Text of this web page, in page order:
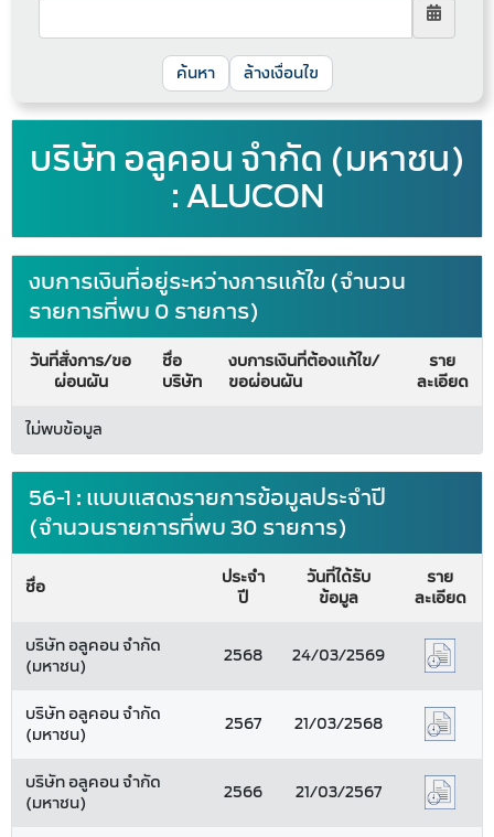
ล้างเงื่อนไข
บริษัท อลูคอน จำกัด (มหาชน)
: ALUCON
งบการเงินที่อยู่ระหว่างการแก้ไข (จำนวน
รายการที่พบ 0 รายการ)
วันที่สั่งการ/ขอ
ผ่อนผัน
ชื่อ
บริษัท
งบการเงินที่ต้องแก้ไข/
ขอผ่อนผัน
ราย
ละเอียด
ไม่พบข้อมูล
56-1 : แบบแสดงรายการข้อมูลประจำปี
(จำนวนรายการที่พบ 30 รายการ)
ชื่อ
ประจำ
ปี
วันที่ได้รับ
ข้อมูล
ราย
ละเอียด
บริษัท อลูคอน จำกัด
(มหาชน)
2568 24/03/2569
บริษัท อลูคอน จำกัด
(มหาชน)
2567 21/03/2568
บริษัท อลูคอน จำกัด
(มหาชน)
2566 21/03/2567